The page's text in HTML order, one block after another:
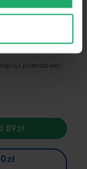
aby
prawdziwej
89zł